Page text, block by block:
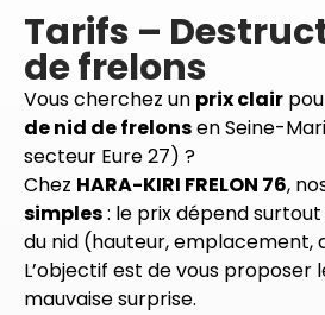
Tarifs –
de frelons
Vous cherchez un prix clair
de nid de frelonsen Seine-
secteur Eure 27) ?
Chez HARA-KIRI FRELON 76,
simples: le prix dépend
du nid (hauteur, emplacement,
L’objectif est de vous proposer
mauvaise surprise.